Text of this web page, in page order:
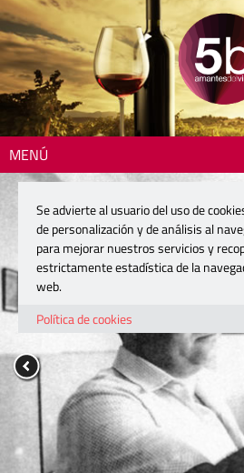
MENÚ
Se advierte al usuario del uso de
de personalización y de análisis al
para mejorar nuestros servicios y
estrictamente estadística de la
web.
Política de cookies